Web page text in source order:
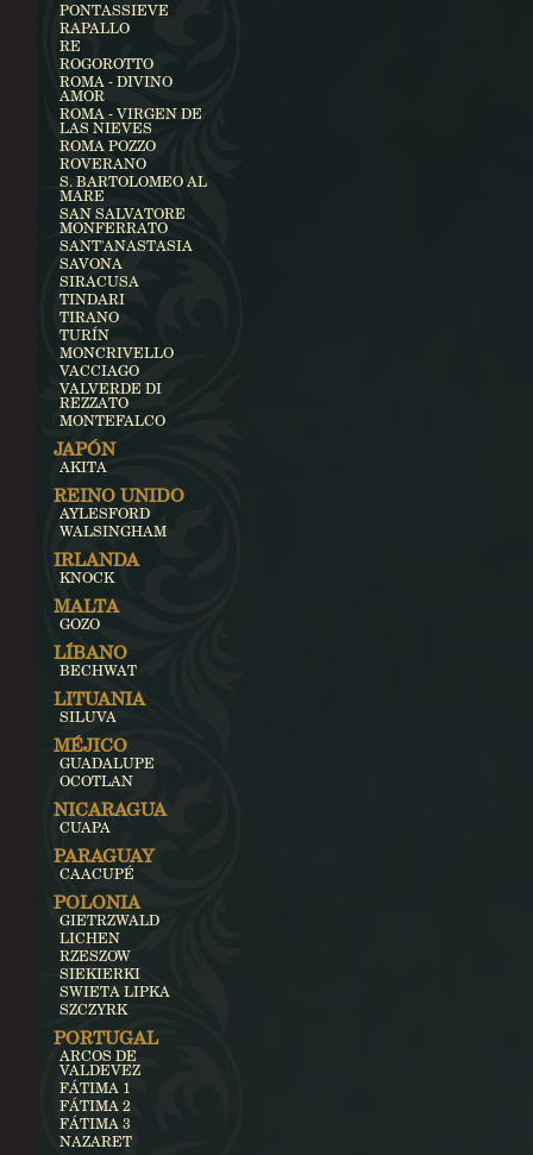
PONTASSIEVE
RAPALLO
RE
ROGOROTTO
ROMA - DIVINO
AMOR
ROMA - VIRGEN DE
LAS NIEVES
ROMA POZZO
ROVERANO
S. BARTOLOMEO AL
MARE
SAN SALVATORE
MONFERRATO
SANT'ANASTASIA
SAVONA
SIRACUSA
TINDARI
TIRANO
TURÍN
MONCRIVELLO
VACCIAGO
VALVERDE DI
REZZATO
MONTEFALCO
JAPÓN
AKITA
REINO UNIDO
AYLESFORD
WALSINGHAM
IRLANDA
KNOCK
MALTA
GOZO
LÍBANO
BECHWAT
LITUANIA
SILUVA
MÉJICO
GUADALUPE
OCOTLAN
NICARAGUA
CUAPA
PARAGUAY
CAACUPÉ
POLONIA
GIETRZWALD
LICHEN
RZESZOW
SIEKIERKI
SWIETA LIPKA
SZCZYRK
PORTUGAL
ARCOS DE
VALDEVEZ
FÁTIMA 1
FÁTIMA 2
FÁTIMA 3
NAZARET